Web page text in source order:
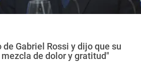
Gabriel Rossi y dijo que su
de dolor y gratitud"